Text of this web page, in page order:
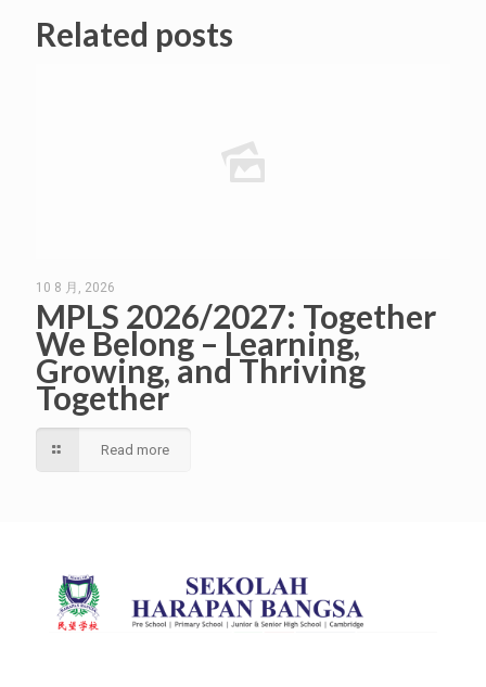
Related posts
10 8 月, 2026
MPLS 2026/2027: Together
We Belong – Learning,
Growing, and Thriving
Together
Read more